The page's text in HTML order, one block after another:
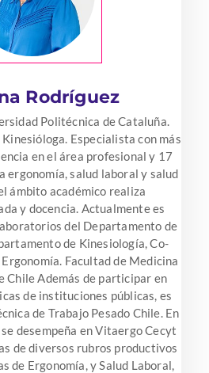
Rodríguez
Politécnica de Cataluña.
Especialista con más
en el área profesional y 17
ergonomía, salud laboral y salud
ámbito académico realiza
y docencia. Actualmente es
del Departamento de
de Kinesiología, Co-
Facultad de Medicina
Chile Además de participar en
de instituciones públicas, es
de Trabajo Pesado Chile. En
desempeña en Vitaergo Cecyt
de diversos rubros productivos
de Ergonomía, y Salud Laboral,